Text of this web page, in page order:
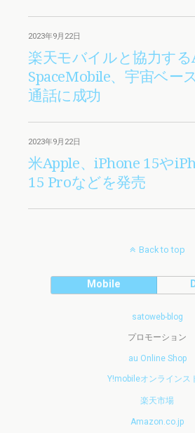
2023年9月22日
楽天モバイルと協力する
SpaceMobile、宇宙ベー
通話に成功
2023年9月22日
米Apple、iPhone 15や
15 Proなどを発売
Back to top
Mobile
satoweb-blog
プロモーション
au Online Shop
Y!mobileオンラインス
楽天市場
Amazon.co.jp